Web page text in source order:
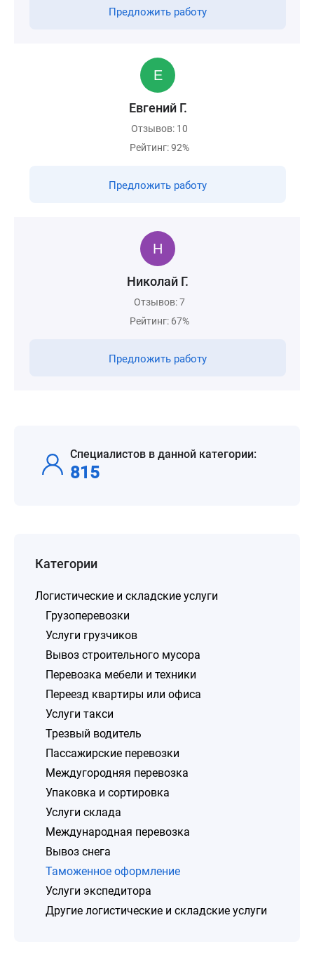
Предложить работу
Евгений Г.
Отзывов: 10
Рейтинг: 92%
Предложить работу
Николай Г.
Отзывов: 7
Рейтинг: 67%
Предложить работу
Специалистов в данной категории:
815
Категории
Логистические и складские услуги
Грузоперевозки
Услуги грузчиков
Вывоз строительного мусора
Перевозка мебели и техники
Переезд квартиры или офиса
Услуги такси
Трезвый водитель
Пассажирские перевозки
Междугородняя перевозка
Упаковка и сортировка
Услуги склада
Международная перевозка
Вывоз снега
Таможенное оформление
Услуги экспедитора
Другие логистические и складские услуги